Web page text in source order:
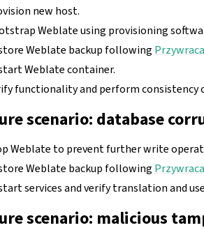
Instrukcje konfiguracji
new host.
Weblate using provisioning
Weblate backup following
Weblate container.
functionality and perform consistency
scenario: database
Weblate to prevent further write
Weblate backup following
services and verify translation and
scenario: malicious